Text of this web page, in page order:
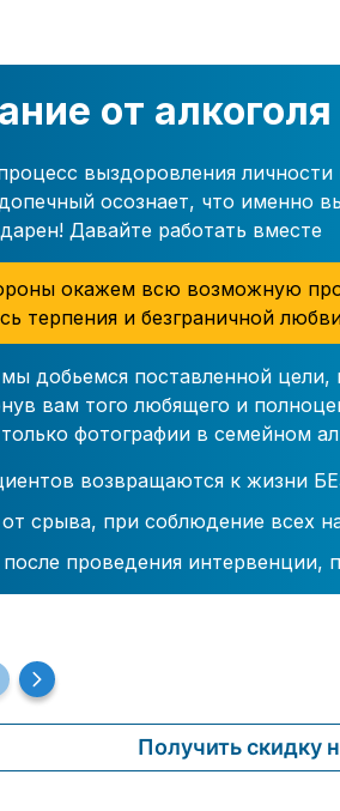
от
выздоровления
осознает, что именно
Давайте работать вместе
окажем всю возможную
терпения и безграничной
добьемся поставленной
вам того любящего и
фотографии в семейном
возвращаются к жизни
от срыва, при соблюдение всех
проведения интервенции,
Получить скидку